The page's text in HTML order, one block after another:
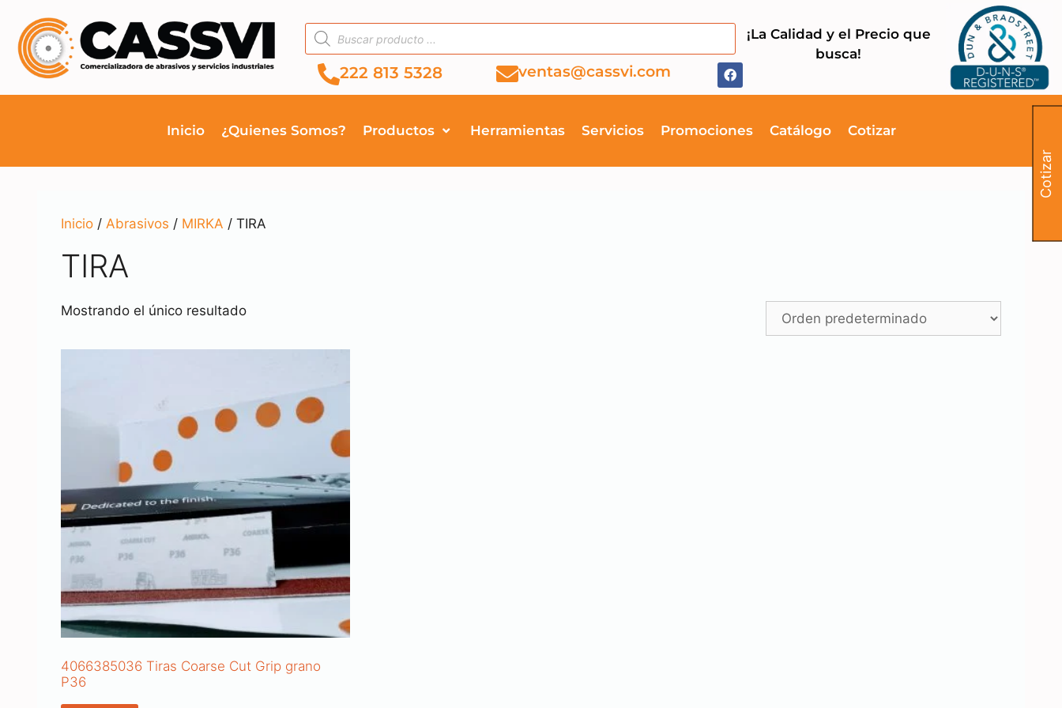
222 813 5328
¡La Calidad y el Precio que
busca!
ventas@cassvi.com
Inicio ¿Quienes Somos? Productos Herramientas Servicios Promociones Catálogo Cotizar
Inicio / Abrasivos / MIRKA / TIRA
TIRA
Mostrando el único resultado
4066385036 Tiras Coarse Cut Grip grano
P36
Cotizar